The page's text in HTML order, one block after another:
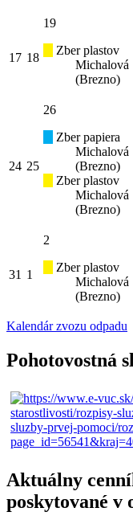
17 18
19
Zber plastov
Michalová
(Brezno)
24 25
26
Zber papiera
Michalová
(Brezno)
Zber plastov
Michalová
(Brezno)
31 1
2
Zber plastov
Michalová
(Brezno)
Kalendár zvozu odpadu
Pohotovostná
Aktuálny
poskytované v